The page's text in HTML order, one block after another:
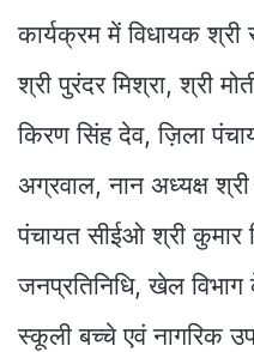
कार्यक्रम में विधायक
श्री पुरंदर मिश्रा, श्री
किरण सिंह देव, ज़िला
अग्रवाल, नान अध्यक्ष
पंचायत सीईओ श्री कुमार
जनप्रतिनिधि, खेल
स्कूली बच्चे एवं नागरिक